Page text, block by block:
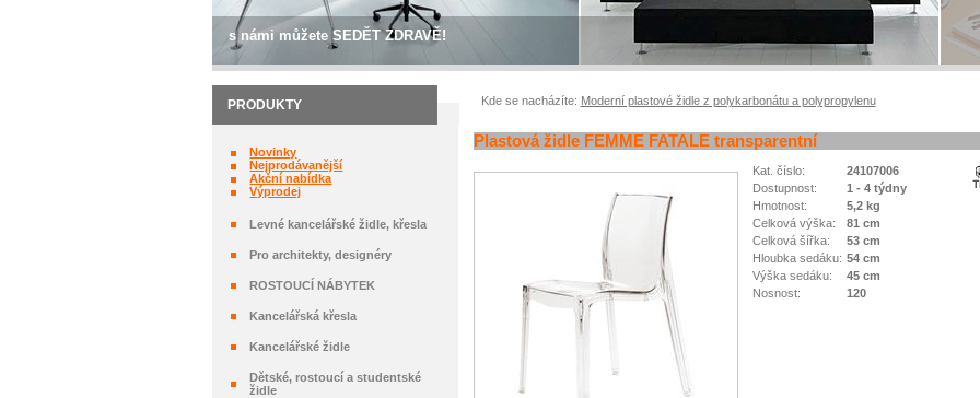
s námi můžete SEDĚT ZDRAVĚ!
PRODUKTY
Novinky
Nejprodávanější
Akční nabídka
Výprodej
Levné kancelářské židle, křesla
Pro architekty, designéry
ROSTOUCÍ NÁBYTEK
Kancelářská křesla
Kancelářské židle
Dětské, rostoucí a studentské
židle
Kde se nacházíte: Moderní plastové židle z polykarbonátu a polypropylenu
Plastová židle FEMME FATALE transparentní
Kat. číslo:
24107006
Dostupnost:
1 - 4 týdny
Hmotnost:
5,2 kg
Celková výška:
81 cm
Celková šířka:
53 cm
Hloubka sedáku: 54 cm
Výška sedáku:
45 cm
Nosnost:
120